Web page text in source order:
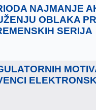
NAJMANJE
OBLAKA
SERIJA